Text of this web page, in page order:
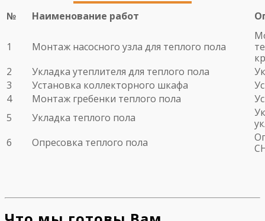
№ Наименование работ
1 Монтаж насосного узла для теплого пола
2
Укладка утеплителя для теплого пола
3
Установка коллекторного шкафа
4
Монтаж гребенки теплого пола
5
Укладка теплого пола
6
Опресовка теплого пола